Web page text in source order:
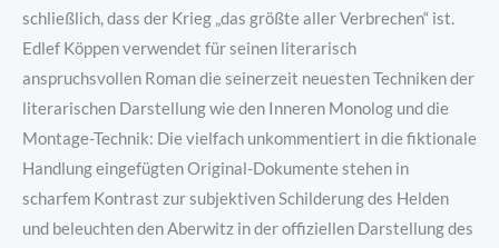
schließlich, dass der Krieg „das größte aller Verbrechen“ ist.
Edlef Köppen verwendet für seinen literarisch
anspruchsvollen Roman die seinerzeit neuesten Techniken der
literarischen Darstellung wie den Inneren Monolog und die
Montage-Technik: Die vielfach unkommentiert in die fiktionale
Handlung eingefügten Original-Dokumente stehen in
scharfem Kontrast zur subjektiven Schilderung des Helden
und beleuchten den Aberwitz in der offiziellen Darstellung des